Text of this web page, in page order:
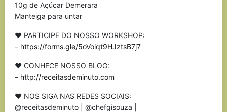
10g de Açúcar Demerara
Manteiga para untar
♥ PARTICIPE DO NOSSO WORKSHOP:
– https://forms.gle/5oVoiqt9HJztsB7j7
♥ CONHECE NOSSO BLOG:
– http://receitasdeminuto.com
♥ NOS SIGA NAS REDES SOCIAIS:
@receitasdeminuto | @chefgisouza |